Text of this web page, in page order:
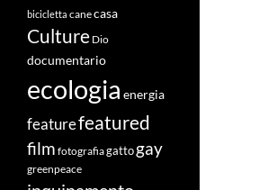
bicicletta canecasa
Culture Dio
documentario
ecologia energia
featurefeatured
film fotografiagatto gay
greenpeace